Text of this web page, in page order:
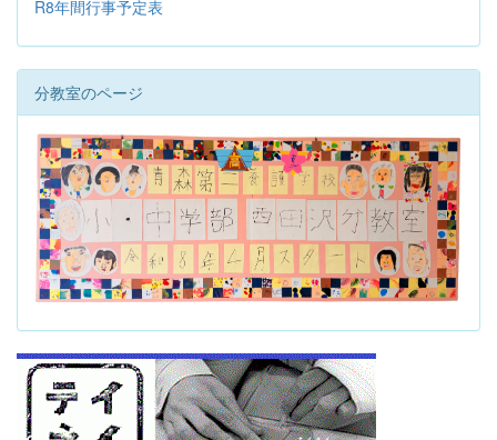
R8年間行事予定表
分教室のページ